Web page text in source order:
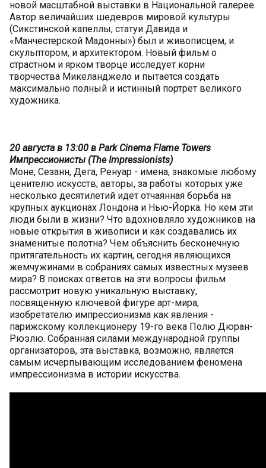
новой масштабной выставки в Национальной галерее.
Автор величайших шедевров мировой культуры
(Сикстинской капеллы, статуи Давида и
«Манчестерской Мадонны») был и живописцем, и
скульптором, и архитектором. Новый фильм о
страстном и ярком творце исследует корни
творчества Микеланджело и пытается создать
максимально полный и истинный портрет великого
художника.
20 августа в 13:00 в Park Cinema Flame Towers
Импрессионисты (The Impressionists)
Моне, Сезанн, Дега, Ренуар - имена, знакомые любому
ценителю искусств; авторы, за работы которых уже
несколько десятилетий идет отчаянная борьба на
крупных аукционах Лондона и Нью-Йорка. Но кем эти
люди были в жизни? Что вдохновляло художников на
новые открытия в живописи и как создавались их
знаменитые полотна? Чем объяснить бесконечную
притягательность их картин, сегодня являющихся
жемчужинами в собраниях самых известных музеев
мира? В поисках ответов на эти вопросы фильм
рассмотрит новую уникальную выставку,
посвященную ключевой фигуре арт-мира,
изобретателю импрессионизма как явления -
парижскому коллекционеру 19-го века Полю Дюран-
Рюэлю. Собранная силами международной группы
организаторов, эта выставка, возможно, является
самым исчерпывающим исследованием феномена
импрессионизма в истории искусства.